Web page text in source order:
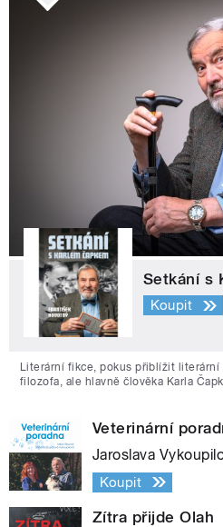
Setkání s
Koupit
Literární fikce, pokus přiblížit literární
filozofa, ale hlavně člověka Karla
Veterinární
Jaroslava
Koupit
Zítra přijde Olah